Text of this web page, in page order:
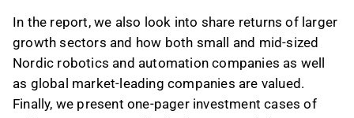
In the report, we also look into share returns of larger
growth sectors and how both small and mid-sized
Nordic robotics and automation companies as well
as global market-leading companies are valued.
Finally, we present one-pager investment cases of